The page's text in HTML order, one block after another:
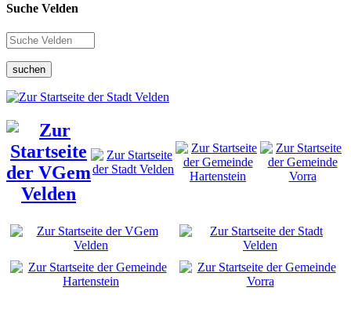
Suche Velden
suchen